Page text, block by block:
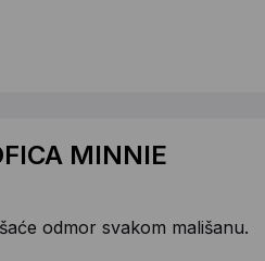
MINNIE
odmor svakom mališanu.